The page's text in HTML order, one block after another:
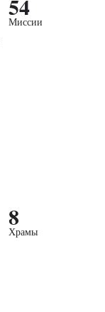
Миссии
8
Храмы